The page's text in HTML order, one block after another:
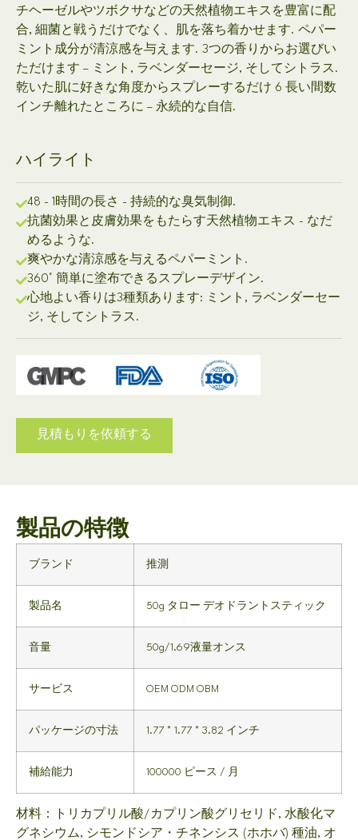
チヘーゼルやツボクサなどの天然植物エキスを豊富に配
合, 細菌と戦うだけでなく、肌を落ち着かせます. ペパー
ミント成分が清涼感を与えます. 3つの香りからお選びい
ただけます – ミント, ラベンダーセージ, そしてシトラス.
乾いた肌に好きな角度からスプレーするだけ 6 長い間数
インチ離れたところに – 永続的な自信.
ハイライト
48 - 1時間の長さ - 持続的な臭気制御.
抗菌効果と皮膚効果をもたらす天然植物エキス - なだ
めるような.
爽やかな清涼感を与えるペパーミント.
360° 簡単に塗布できるスプレーデザイン.
心地よい香りは3種類あります: ミント, ラベンダーセー
ジ, そしてシトラス.
見積もりを依頼する
製品の特徴
ブランド 推測
製品名 50g タロー デオドラントスティック
音量 50g/1.69液量オンス
サービス OEM ODM OBM
パッケージの寸法 1.77 * 1.77 * 3.82 インチ
補給能力 100000 ピース / 月
材料：トリカプリル酸/カプリン酸グリセリド, 水酸化マ
グネシウム, シモンドシア・チネンシス (ホホバ) 種油, オ